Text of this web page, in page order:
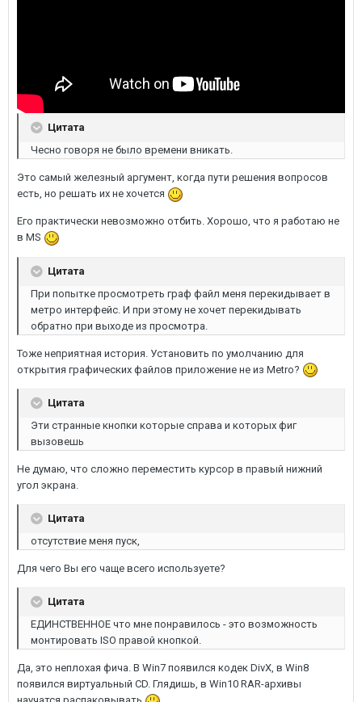
Цитата
Чесно говоря не было времени вникать.
Это самый железный аргумент, когда пути решения вопросов
есть, но решать их не хочется
Его практически невозможно отбить. Хорошо, что я работаю не
в MS
Цитата
При попытке просмотреть граф файл меня перекидывает в
метро интерфейс. И при этому не хочет перекидывать
обратно при выходе из просмотра.
Тоже неприятная история. Установить по умолчанию для
открытия графических файлов приложение не из Metro?
Цитата
Эти странные кнопки которые справа и которых фиг
вызовешь
Не думаю, что сложно переместить курсор в правый нижний
угол экрана.
Цитата
отсутствие меня пуск,
Для чего Вы его чаще всего используете?
Цитата
ЕДИНСТВЕННОЕ что мне понравилось - это возможность
монтировать ISO правой кнопкой.
Да, это неплохая фича. В Win7 появился кодек DivX, в Win8
появился виртуальный CD. Глядишь, в Win10 RAR-архивы